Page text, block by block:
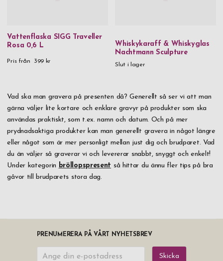
Vattenflaska SIGG Traveller
Rosa 0,6 L
Pris från 399 kr
Whiskykaraff & Whiskyglas
Nachtmann Sculpture
Slut i lager
Vad ska man gravera på presenten då? Generellt så ser vi att man
gärna väljer lite kortare och enklare gravyr på produkter som ska
användas praktiskt, som t.ex. namn och datum. Och på mer
prydnadsaktiga produkter kan man generellt gravera in något längre
eller något som är mer personligt mellan just dig och brudparet. Vad
du än väljer så graverar vi och levererar snabbt, snyggt och enkelt!
Under kategorin bröllopspresent så hittar du ännu fler tips på bra
gåvor till brudparets stora dag.
PRENUMERERA PÅ VÅRT NYHETSBREV
Skicka